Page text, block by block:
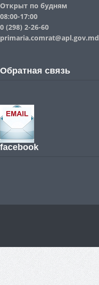
Открыт по будням
08:00-17:00
0 (298) 2-26-60
primaria.comrat@apl.gov.md
Обратная связь
facebook